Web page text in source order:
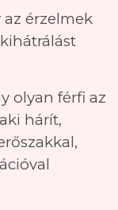
érzelmek
olyan férfi az
hárít,